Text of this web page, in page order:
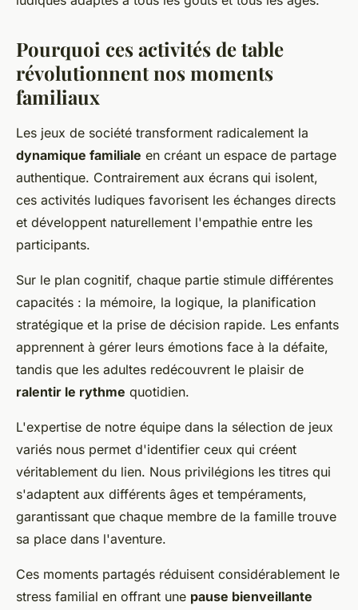
Pourquoi ces activités de table
révolutionnent nos moments
familiaux
Les jeux de société transforment radicalement la
dynamique familiale en créant un espace de partage
authentique. Contrairement aux écrans qui isolent,
ces activités ludiques favorisent les échanges directs
et développent naturellement l'empathie entre les
participants.
Sur le plan cognitif, chaque partie stimule différentes
capacités : la mémoire, la logique, la planification
stratégique et la prise de décision rapide. Les enfants
apprennent à gérer leurs émotions face à la défaite,
tandis que les adultes redécouvrent le plaisir de
ralentir le rythme quotidien.
L'expertise de notre équipe dans la sélection de jeux
variés nous permet d'identifier ceux qui créent
véritablement du lien. Nous privilégions les titres qui
s'adaptent aux différents âges et tempéraments,
garantissant que chaque membre de la famille trouve
sa place dans l'aventure.
Ces moments partagés réduisent considérablement le
stress familial en offrant une pause bienveillante